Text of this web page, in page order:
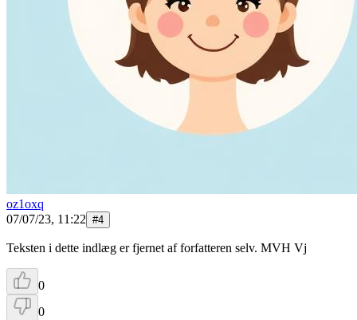
oz1oxq
07/07/23, 11:22 #4
Teksten i dette indlæg er fjernet af forfatteren selv. MVH Vj
0
0